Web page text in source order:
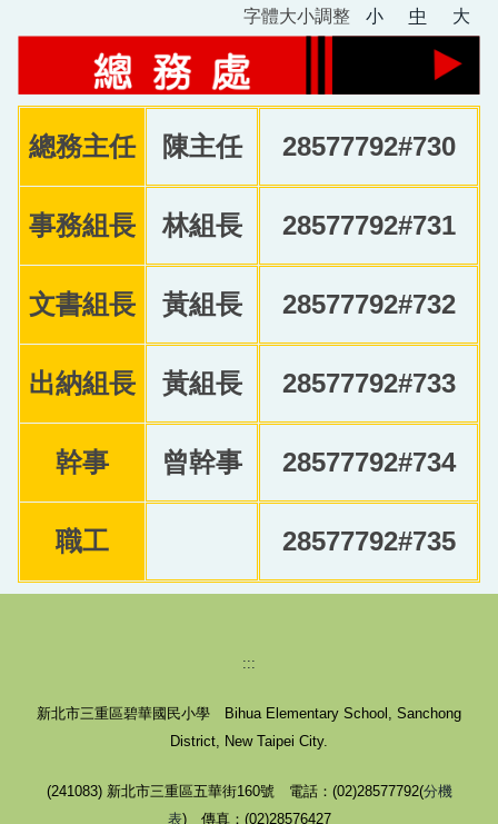
字體大小調整 小 中 大
總務主任 陳主任 28577792#730
事務組長 林組長 28577792#731
文書組長 黃組長 28577792#732
出納組長 黃組長 28577792#733
幹事 曾幹事 28577792#734
職工 28577792#735
:::
新北市三重區碧華國民小學 Bihua Elementary School, Sanchong
District, New Taipei City.
(241083) 新北市三重區五華街160號 電話：(02)28577792(分機
表) 傳真：(02)28576427